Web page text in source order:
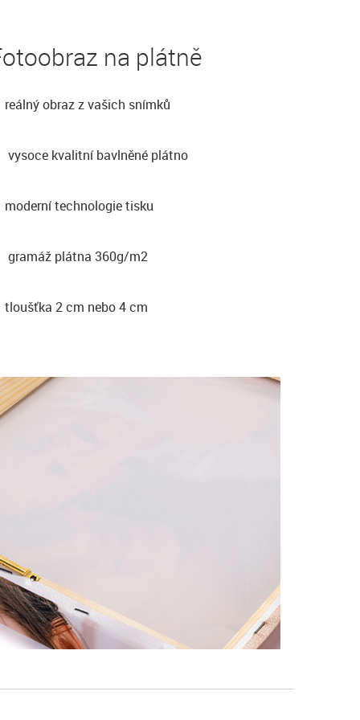
na plátně
reálný obraz z vašich snímků
vysoce kvalitní bavlněné plátno
moderní technologie tisku
gramáž plátna 360g/m2
tloušťka 2 cm nebo 4 cm